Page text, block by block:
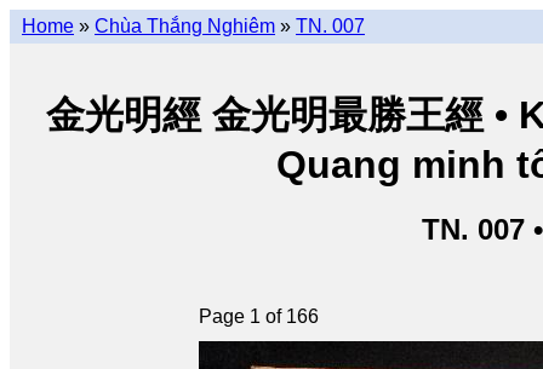
Home » Chùa Thắng Nghiêm » TN. 007
金光明經 金光明最勝王經
Quang minh
TN. 007
Page 1 of 166